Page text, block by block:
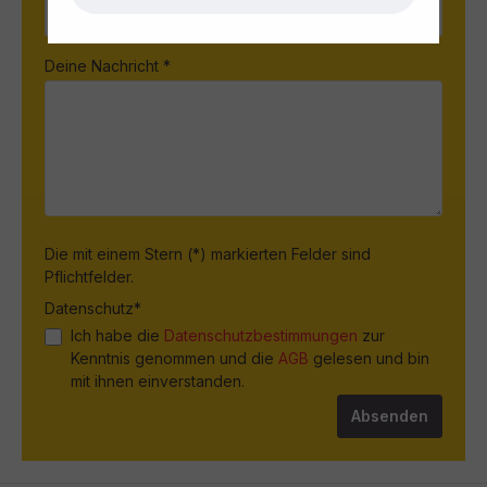
Deine Nachricht *
Die mit einem Stern (*) markierten Felder sind
Pflichtfelder.
Datenschutz*
Ich habe die Datenschutzbestimmungen zur
Kenntnis genommen und die AGB gelesen und bin
mit ihnen einverstanden.
Absenden